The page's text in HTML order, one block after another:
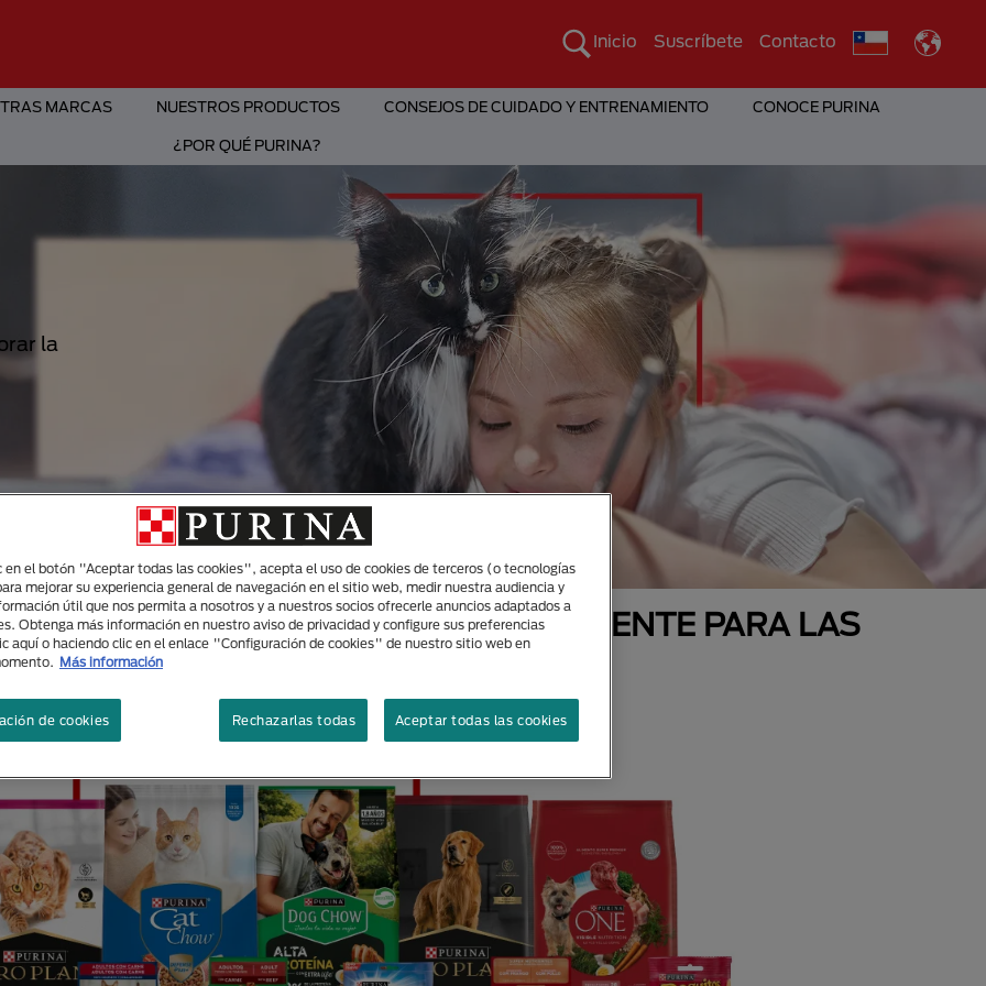
Inicio Suscríbete Contacto
MARCAS NUESTROS PRODUCTOS CONSEJOS DE CUIDADO Y ENTRENAMIENTO CONOCE PURINA
¿POR QUÉ PURINA?
la
MARCAS DISEÑADAS ESPECIALMENTE PARA LAS
DE TUS MASCOTAS
en el botón "Aceptar todas las cookies", acepta el uso de cookies de terceros (o tecnologías
mejorar su experiencia general de navegación en el sitio web, medir nuestra audiencia y
útil que nos permita a nosotros y a nuestros socios ofrecerle anuncios adaptados a
Obtenga más información en nuestro aviso de privacidad y configure sus preferencias
aquí o haciendo clic en el enlace "Configuración de cookies" de nuestro sitio web en
Más información
Rechazarlas todas Aceptar todas las cookies
de cookies